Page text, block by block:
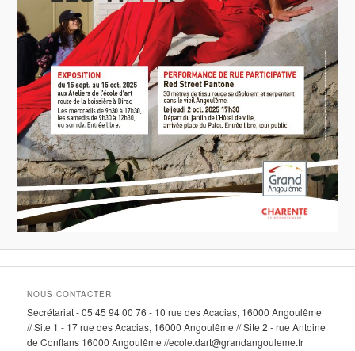
NOUS CONTACTER
Secrétariat - 05 45 94 00 76 - 10 rue des Acacias, 16000 Angoulême
// Site 1 - 17 rue des Acacias, 16000 Angoulême // Site 2 - rue Antoine
de Conflans 16000 Angoulême //ecole.dart@grandangouleme.fr